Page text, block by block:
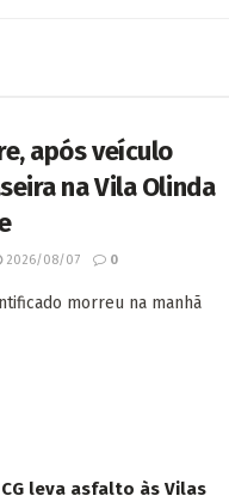
após veículo
na Vila Olinda
2026/08/07 0
morreu na manhã
leva asfalto às Vilas